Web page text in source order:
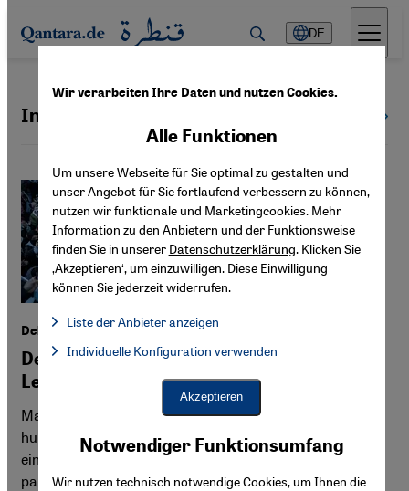
Direkt zum Inhalt springen
DE
Intifada
Debatte
Deutschland hat keine Vorstellung vom
Leid in Gaza
Manche sehen in der Veröffentlichung von Bildern
hungernder Kinder aus Gaza eine neue Empathie und
einen möglichen Kurswechsel der deutschen Politik. Die
palästinensische Journalistin Asmaa al-Ghoul ist nicht
Wir verarbeiten Ihre Daten und nutzen Cookies.
Notwendiger Funktionsumfang
Wir nutzen technisch notwendige Cookies, um Ihnen die
Alle Funktionen
Um unsere Webseite für Sie optimal zu gestalten und
unser Angebot für Sie fortlaufend verbessern zu können,
nutzen wir funktionale und Marketingcookies. Mehr
Information zu den Anbietern und der Funktionsweise
finden Sie in unserer Datenschutzerklärung. Klicken Sie
‚Akzeptieren‘, um einzuwilligen. Diese Einwilligung
können Sie jederzeit widerrufen.
Liste der Anbieter anzeigen
Facebook Embed / Facebook Connect, Google Maps Embed,
Facebook Embed / Facebook Connect
Google Maps Embed
Individuelle Konfiguration verwenden
Akzeptieren